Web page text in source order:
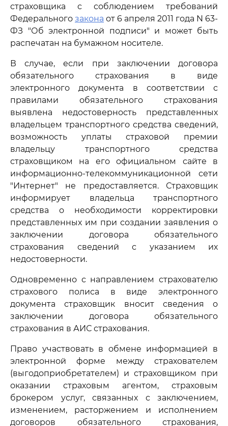
страховщика с соблюдением требований
Федерального закона от 6 апреля 2011 года N 63-
ФЗ "Об электронной подписи" и может быть
распечатан на бумажном носителе.
В случае, если при заключении договора
обязательного страхования в виде
электронного документа в соответствии с
правилами обязательного страхования
выявлена недостоверность представленных
владельцем транспортного средства сведений,
возможность уплаты страховой премии
владельцу транспортного средства
страховщиком на его официальном сайте в
информационно-телекоммуникационной сети
"Интернет" не предоставляется. Страховщик
информирует владельца транспортного
средства о необходимости корректировки
представленных им при создании заявления о
заключении договора обязательного
страхования сведений с указанием их
недостоверности.
Одновременно с направлением страхователю
страхового полиса в виде электронного
документа страховщик вносит сведения о
заключении договора обязательного
страхования в АИС страхования.
Право участвовать в обмене информацией в
электронной форме между страхователем
(выгодоприобретателем) и страховщиком при
оказании страховым агентом, страховым
брокером услуг, связанных с заключением,
изменением, расторжением и исполнением
договоров обязательного страхования,